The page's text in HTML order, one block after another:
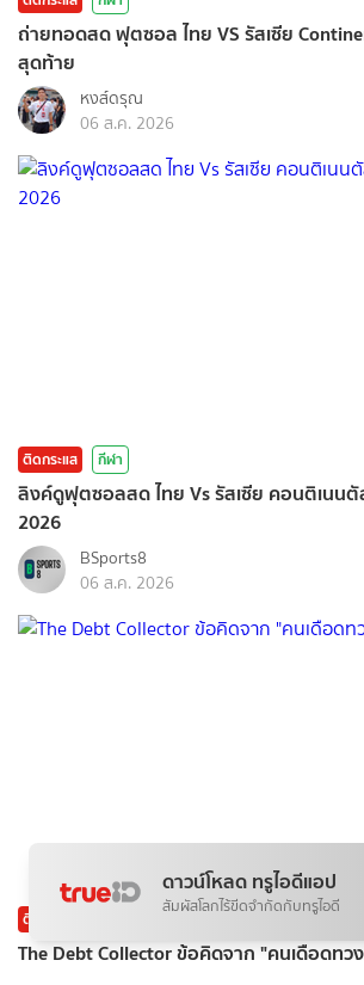
ถ่ายทอดสด ฟุตซอล ไทย VS รัสเซีย
สุดท้าย
หงส์ดรุณ
06 ส.ค. 2026
ติดกระแส กีฬา
ลิงค์ดูฟุตซอลสด ไทย Vs รัสเซีย คอนติเนน
2026
BSports8
06 ส.ค. 2026
ติดกระแส
The Debt Collector ข้อคิดจาก "คนเดือดทว
ดาวน์โหลด ทรูไอดีแอป
สัมผัสโลกไร้ขีดจำกัดกับทรูไอดี